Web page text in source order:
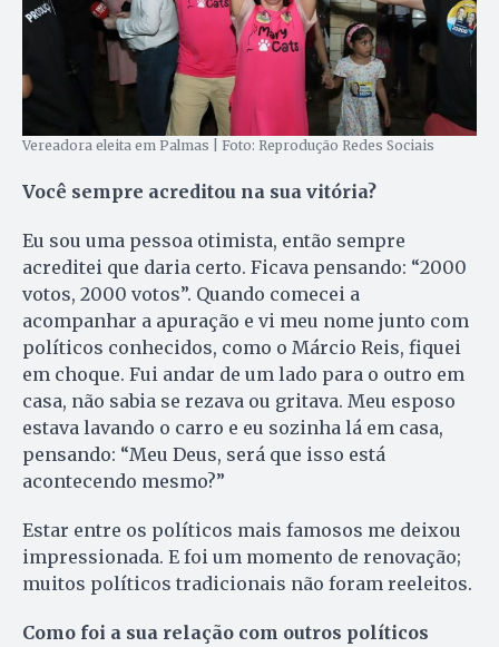
Vereadora eleita em Palmas | Foto: Reprodução Redes Sociais
Você sempre acreditou na sua vitória?
Eu sou uma pessoa otimista, então sempre
acreditei que daria certo. Ficava pensando: “2000
votos, 2000 votos”. Quando comecei a
acompanhar a apuração e vi meu nome junto com
políticos conhecidos, como o Márcio Reis, fiquei
em choque. Fui andar de um lado para o outro em
casa, não sabia se rezava ou gritava. Meu esposo
estava lavando o carro e eu sozinha lá em casa,
pensando: “Meu Deus, será que isso está
acontecendo mesmo?”
Estar entre os políticos mais famosos me deixou
impressionada. E foi um momento de renovação;
muitos políticos tradicionais não foram reeleitos.
Como foi a sua relação com outros políticos